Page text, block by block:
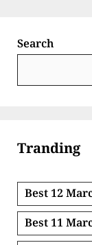
Search
Tranding
Best 12
Best 11